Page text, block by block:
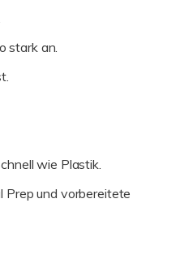
stark an.
wie Plastik.
Prep und vorbereitete